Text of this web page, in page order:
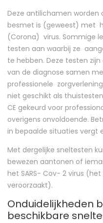
Deze antilichamen
besmet is (geweest) met
(Corona) virus. Sommige
testen aan waarbij ze
te hebben. Deze testen
van de diagnose samen
professionele
niet geschikt als
CE gekeurd voor
overigens onvoldoende.
in bepaalde situaties vergt
Met dergelijke sneltesten
bewezen aantonen of
het SARS- Cov- 2 virus
veroorzaakt).
Onduidelijkheden
beschikbare